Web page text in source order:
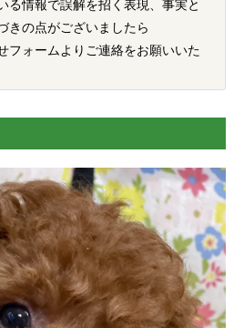
る情報で誤解を招く表現、事実と
きの点がございましたら
フォームよりご連絡をお願いいた